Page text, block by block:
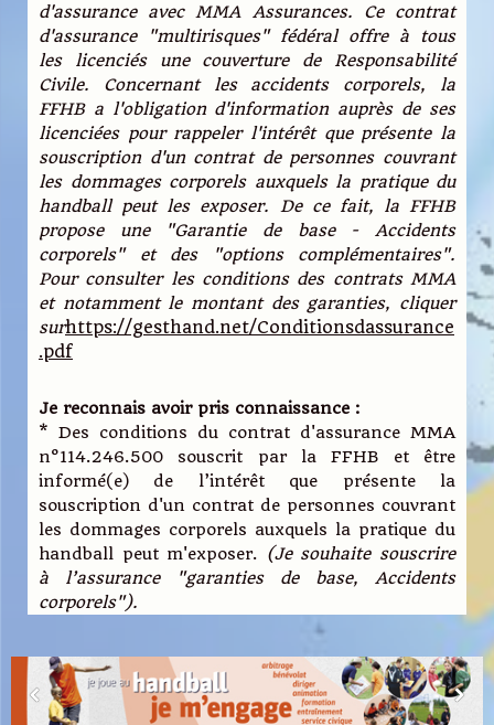
d'assurance avec MMA Assurances. Ce contrat
d'assurance "multirisques" fédéral offre à tous
les licenciés une couverture de Responsabilité
Civile. Concernant les accidents corporels, la
FFHB a l'obligation d'information auprès de ses
licenciées pour rappeler l'intérêt que présente la
souscription d'un contrat de personnes couvrant
les dommages corporels auxquels la pratique du
handball peut les exposer. De ce fait, la FFHB
propose une "Garantie de base - Accidents
corporels" et des "options complémentaires".
Pour consulter les conditions des contrats MMA
et notamment le montant des garanties, cliquer
surhttps://gesthand.net/Conditionsdassurance
.pdf
Je reconnais avoir pris connaissance :
* Des conditions du contrat d'assurance MMA
n°114.246.500 souscrit par la FFHB et être
informé(e) de l’intérêt que présente la
souscription d'un contrat de personnes couvrant
les dommages corporels auxquels la pratique du
handball peut m'exposer. (Je souhaite souscrire
à l’assurance "garanties de base, Accidents
corporels").